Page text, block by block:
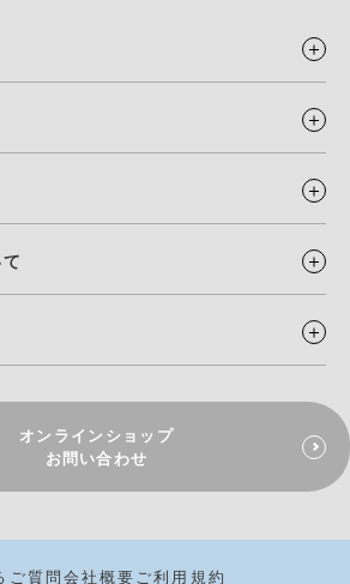
オンラインショップ
お問い合わせ
ご質問 会社概要 ご利用規約